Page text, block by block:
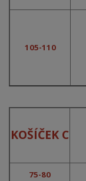
105-110
KOŠÍČEK C
75-80